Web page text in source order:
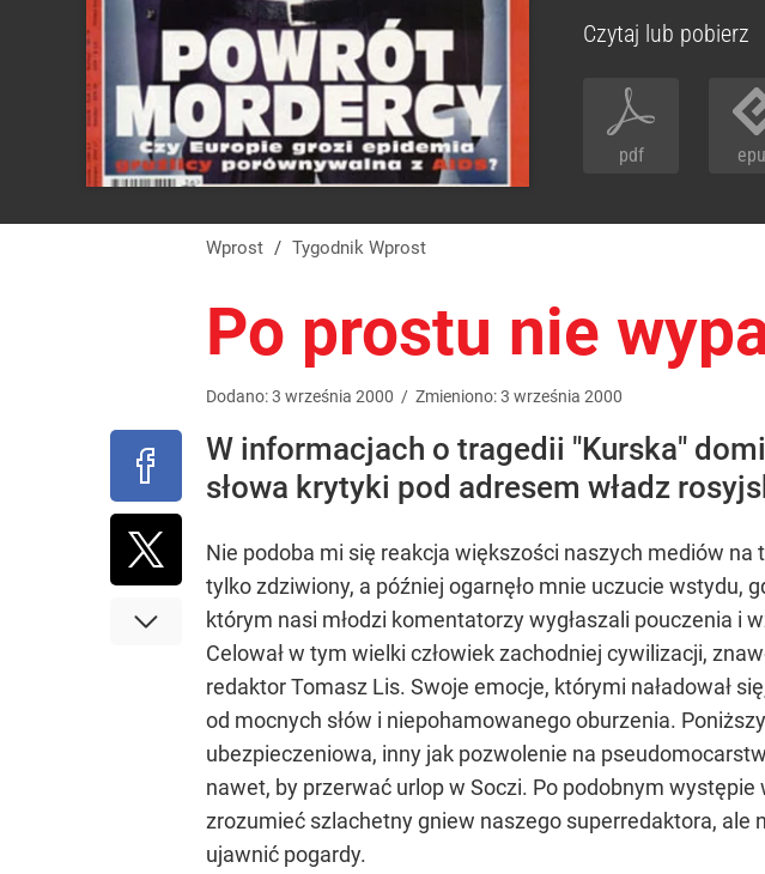
Czytaj lub pobierz
pdf
Wprost / Tygodnik Wprost
Po prostu nie
Dodano:3 września 2000 / Zmieniono:3 września 2000
W informacjach o tragedii "Kurska"
słowa krytyki pod adresem władz
Nie podoba mi się reakcja większości naszych mediów
tylko zdziwiony, a później ogarnęło mnie uczucie wstydu,
którym nasi młodzi komentatorzy wygłaszali pouczenia i
Celował w tym wielki człowiek zachodniej cywilizacji,
redaktor Tomasz Lis. Swoje emocje, którymi naładował
od mocnych słów i niepohamowanego oburzenia.
ubezpieczeniowa, inny jak pozwolenie na
nawet, by przerwać urlop w Soczi. Po podobnym
zrozumieć szlachetny gniew naszego superredaktora,
ujawnić pogardy.